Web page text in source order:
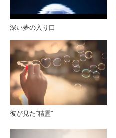
深い夢の入り口
彼が見た”精霊”